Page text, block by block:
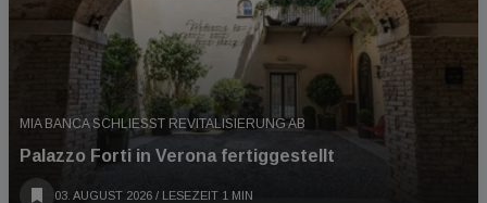
MIA BANCA SCHLIESST REVITALISIERUNG AB
Palazzo Forti in Verona fertiggestellt
03. AUGUST 2026 / LESEZEIT 1 MIN